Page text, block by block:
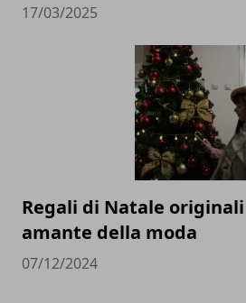
17/03/2025
Regali di Natale
amante della moda
07/12/2024